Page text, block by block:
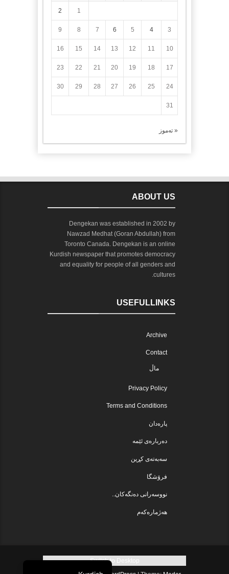
1
2
3
4
5
6
7
8
9
10
11
12
13
14
15
16
17
18
19
20
21
22
23
24
25
26
27
28
29
30
31
« تەموز
ABOUT US
Dengekan was established in 2002 by
Nawzad Medhat (Goran Abdullah) from
Toronto Canada. Dengekan is an online
Kurdish newspaper that promotes democracy
and equality for people of all genders and
cultures.
USEFULLINKS
Archive
Contact
ماڵ
Privacy Policy
Terms and Conditions
پارەدان
دەربارەی ئێمە
سەبەتەی کڕین
فرۆشگا
نووسەرانی دەنگەکان..
هەژمارەکەم
Switch to Desktop